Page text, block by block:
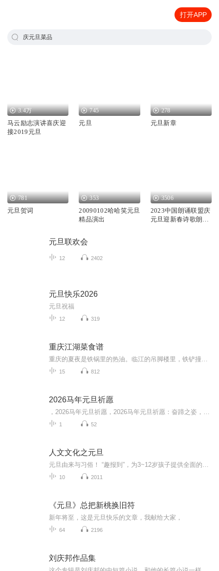
打开APP
庆元旦菜品
3.4万
马云励志演讲喜庆迎
接2019元旦
745
元旦
278
元旦新章
781
元旦贺词
353
20090102哈哈笑元旦
精品演出
3506
2023中国朗诵联盟庆
元旦迎新春诗歌朗诵
元旦联欢会
12 2402
元旦快乐2026
元旦祝福
12 319
重庆江湖菜食谱
15 812
2026马年元旦祈愿
1 52
人文文化之元旦
10 2011
《元旦》总把新桃换旧符
新年将至，这是元旦快乐的文章，我献给大家，
64 2196
刘庆邦作品集